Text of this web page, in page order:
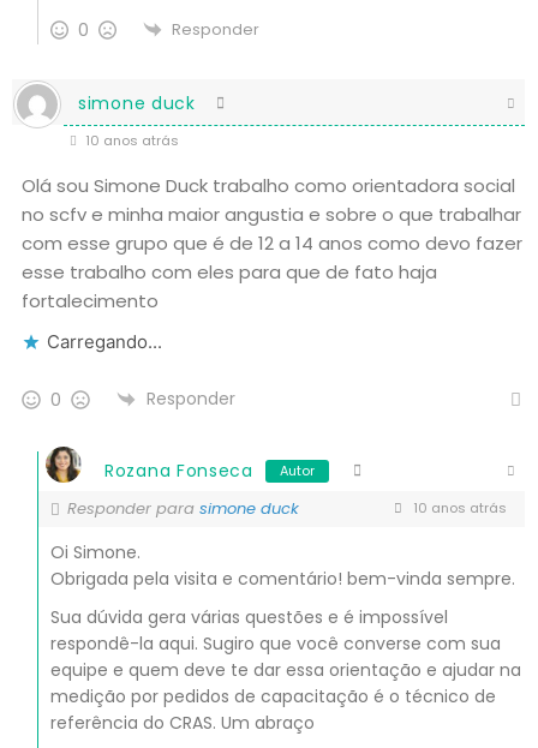
0 Responder
simone duck
10 anos atrás
Olá sou Simone Duck trabalho como orientadora social
no scfv e minha maior angustia e sobre o que trabalhar
com esse grupo que é de 12 a 14 anos como devo fazer
esse trabalho com eles para que de fato haja
fortalecimento
Carregando...
0 Responder
Rozana Fonseca Autor
Responder para simone duck 10 anos atrás
Oi Simone.
Obrigada pela visita e comentário! bem-vinda sempre.
Sua dúvida gera várias questões e é impossível
respondê-la aqui. Sugiro que você converse com sua
equipe e quem deve te dar essa orientação e ajudar na
medição por pedidos de capacitação é o técnico de
referência do CRAS. Um abraço